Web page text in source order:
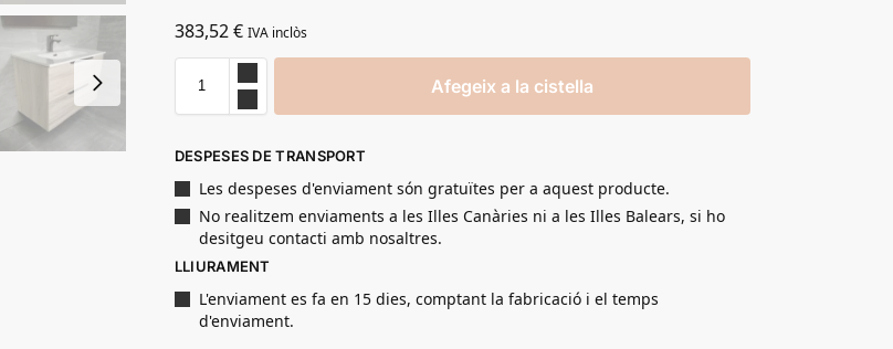
383,52€ IVA inclòs
Afegeix a la cistella
DESPESES DE TRANSPORT
Les despeses d'enviament són gratuïtes per a aquest producte.
No realitzem enviaments a les Illes Canàries ni a les Illes Balears, si ho
desitgeu contacti amb nosaltres.
LLIURAMENT
L'enviament es fa en 15 dies, comptant la fabricació i el temps
d'enviament.